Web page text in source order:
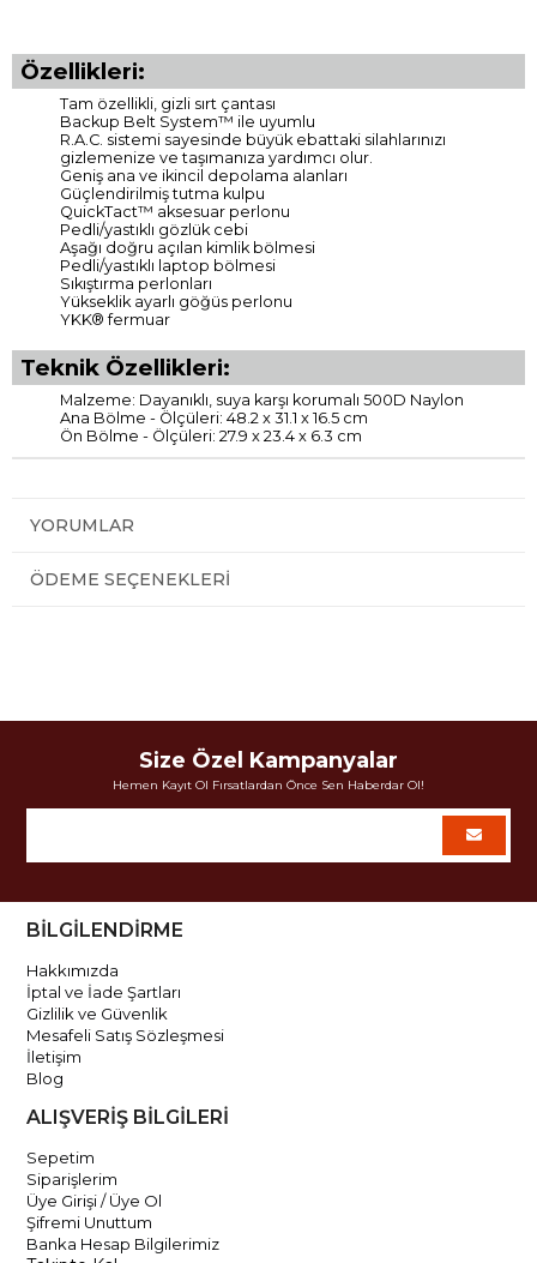
Özellikleri:
Tam özellikli, gizli sırt çantası
Backup Belt System™ ile uyumlu
R.A.C. sistemi sayesinde büyük ebattaki silahlarınızı
gizlemenize ve taşımanıza yardımcı olur.
Geniş ana ve ikincil depolama alanları
Güçlendirilmiş tutma kulpu
QuickTact™ aksesuar perlonu
Pedli/yastıklı gözlük cebi
Aşağı doğru açılan kimlik bölmesi
Pedli/yastıklı laptop bölmesi
Sıkıştırma perlonları
Yükseklik ayarlı göğüs perlonu
YKK® fermuar
Teknik Özellikleri:
Malzeme: Dayanıklı, suya karşı korumalı 500D Naylon
Ana Bölme - Ölçüleri: 48.2 x 31.1 x 16.5 cm
Ön Bölme - Ölçüleri: 27.9 x 23.4 x 6.3 cm
YORUMLAR
ÖDEME SEÇENEKLERI
Size Özel Kampanyalar
Hemen Kayıt Ol Fırsatlardan Önce Sen Haberdar Ol!
BİLGİLENDİRME
Hakkımızda
İptal ve İade Şartları
Gizlilik ve Güvenlik
Mesafeli Satış Sözleşmesi
İletişim
Blog
ALIŞVERİŞ BİLGİLERİ
Sepetim
Siparişlerim
Üye Girişi / Üye Ol
Şifremi Unuttum
Banka Hesap Bilgilerimiz